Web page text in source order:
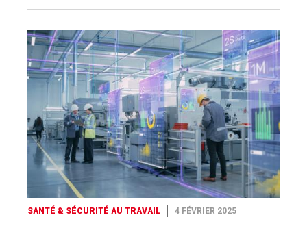
SANTÉ & SÉCURITÉ AU TRAVAIL 4 FÉVRIER 2025